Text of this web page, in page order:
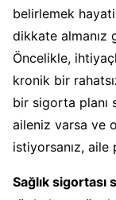
belirlemek hayati
dikkate almanız
Öncelikle,
kronik bir
bir sigorta planı
aileniz varsa ve
istiyorsanız, aile
Sağlık sigortası